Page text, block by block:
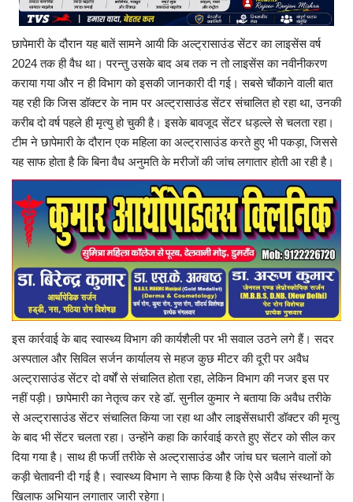
छापेमारी के दौरान यह बातें सामने आयी कि अल्ट्रासाउंड सेंटर का लाइसेंस वर्ष
2024 तक ही वैध था। परन्तु उसके बाद अब तक न तो लाइसेंस का नवीनीकरण
कराया गया और न ही विभाग को इसकी जानकारी दी गई। सबसे चौंकाने वाली बात
यह रही कि जिस डॉक्टर के नाम पर अल्ट्रासाउंड सेंटर संचालित हो रहा था, उनकी
करीब दो वर्ष पहले ही मृत्यु हो चुकी है। इसके बावजूद सेंटर धड़ल्ले से चलता रहा।
टीम ने छापेमारी के दौरान एक महिला का अल्ट्रासाउंड करते हुए भी पकड़ा, जिससे
यह साफ होता है कि बिना वैध अनुमति के मरीजों की जांच लगातार होती आ रही है।
इस कार्रवाई के बाद स्वास्थ्य विभाग की कार्यशैली पर भी सवाल उठने लगे हैं। सदर
अस्पताल और सिविल सर्जन कार्यालय से महज कुछ मीटर की दूरी पर अवैध
अल्ट्रासाउंड सेंटर दो वर्षों से संचालित होता रहा, लेकिन विभाग की नजर इस पर
नहीं पड़ी। छापेमारी का नेतृत्व कर रहे डॉ. सुनील कुमार ने बताया कि अवैध तरीके
से अल्ट्रासाउंड सेंटर संचालित किया जा रहा था और लाइसेंसधारी डॉक्टर की मृत्यु
के बाद भी सेंटर चलता रहा। उन्होंने कहा कि कार्रवाई करते हुए सेंटर को सील कर
दिया गया है। साथ ही फर्जी तरीके से अल्ट्रासाउंड और जांच घर चलाने वालों को
कड़ी चेतावनी दी गई है। स्वास्थ्य विभाग ने साफ किया है कि ऐसे अवैध संस्थानों के
खिलाफ अभियान लगातार जारी रहेगा।